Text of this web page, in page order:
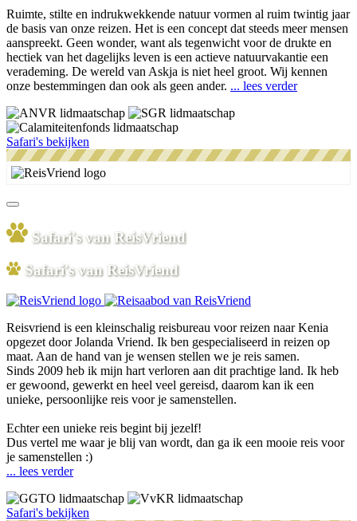
Ruimte, stilte en indrukwekkende natuur vormen al ruim twintig jaar
de basis van onze reizen. Het is een concept dat steeds meer mensen
aanspreekt. Geen wonder, want als tegenwicht voor de drukte en
hectiek van het dagelijks leven is een actieve natuurvakantie een
verademing. De wereld van Askja is niet heel groot. Wij kennen
onze bestemmingen dan ook als geen ander. ... lees verder
Safari's bekijken
Safari's van ReisVriend
Safari's van ReisVriend
Reisvriend is een kleinschalig reisbureau voor reizen naar Kenia
opgezet door Jolanda Vriend. Ik ben gespecialiseerd in reizen op
maat. Aan de hand van je wensen stellen we je reis samen.
Sinds 2009 heb ik mijn hart verloren aan dit prachtige land. Ik heb
er gewoond, gewerkt en heel veel gereisd, daarom kan ik een
unieke, persoonlijke reis voor je samenstellen.
Echter een unieke reis begint bij jezelf!
Dus vertel me waar je blij van wordt, dan ga ik een mooie reis voor
je samenstellen :)
... lees verder
Safari's bekijken